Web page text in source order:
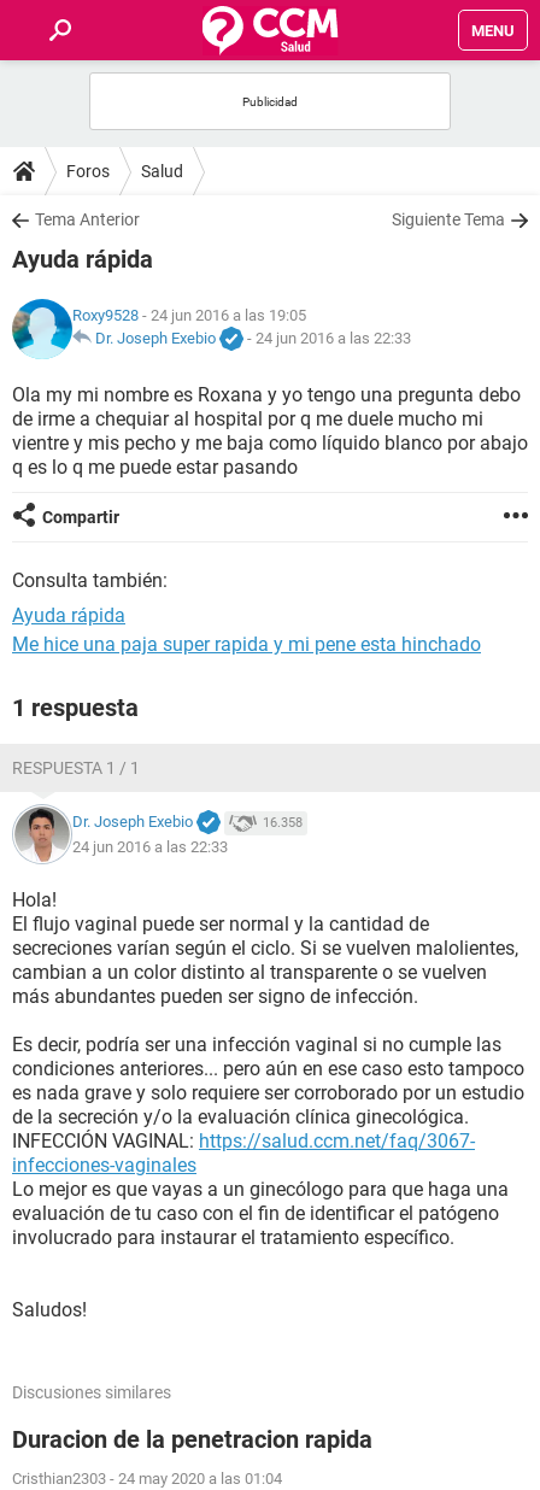
MENU
FOROS
SALUD
FAMILIA
NUTRICIÓN
BIENESTAR
SEXUALIDAD
GLOSARIO
Foros Salud
Tema Anterior Siguiente Tema
Ayuda rápida
Roxy9528 - 24 jun 2016 a las 19:05
Dr. Joseph Exebio
- 24 jun 2016 a las 22:33
Ola my mi nombre es Roxana y yo tengo una pregunta debo
de irme a chequiar al hospital por q me duele mucho mi
vientre y mis pecho y me baja como líquido blanco por abajo
q es lo q me puede estar pasando
Compartir
Consulta también:
Ayuda rápida
Me hice una paja super rapida y mi pene esta hinchado
1 respuesta
RESPUESTA 1 / 1
Dr. Joseph Exebio 16.358
24 jun 2016 a las 22:33
Hola!
El flujo vaginal puede ser normal y la cantidad de
secreciones varían según el ciclo. Si se vuelven malolientes,
cambian a un color distinto al transparente o se vuelven
más abundantes pueden ser signo de infección.
Es decir, podría ser una infección vaginal si no cumple las
condiciones anteriores... pero aún en ese caso esto tampoco
es nada grave y solo requiere ser corroborado por un estudio
de la secreción y/o la evaluación clínica ginecológica.
INFECCIÓN VAGINAL: https://salud.ccm.net/faq/3067-
infecciones-vaginales
Lo mejor es que vayas a un ginecólogo para que haga una
evaluación de tu caso con el fin de identificar el patógeno
involucrado para instaurar el tratamiento específico.
Saludos!
Discusiones similares
Duracion de la penetracion rapida
Cristhian2303 - 24 may 2020 a las 01:04